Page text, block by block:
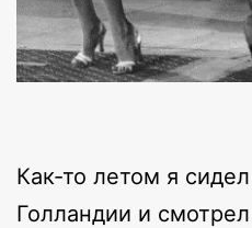
Как-то летом я
Голландии и